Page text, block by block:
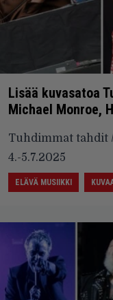
Lisää kuvasatoa
Michael Monroe,
Tuhdimmat tahdit
4.-5.7.2025
ELÄVÄ MUSIIKKI